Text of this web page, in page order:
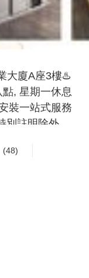
大廈A座3樓♨️
, 星期一休息
裝一站式服務
別註明除外
(48)